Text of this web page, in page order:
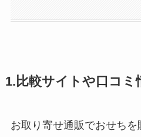
1.比較サイトや口コミ
お取り寄せ通販でおせち